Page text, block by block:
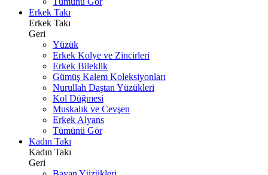
Erkek Takı
Erkek Takı
Geri
Yüzük
Erkek Kolye ve Zincirleri
Erkek Bileklik
Gümüş Kalem Koleksiyonları
Nurullah Daştan Yüzükleri
Kol Düğmesi
Muskalık ve Cevşen
Erkek Alyans
Tümünü Gör
Kadın Takı
Kadın Takı
Geri